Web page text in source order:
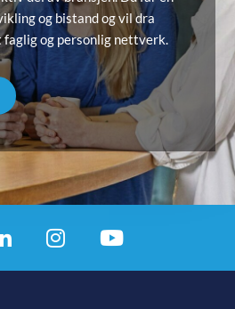
og bistand og vil dra
og personlig nettverk.